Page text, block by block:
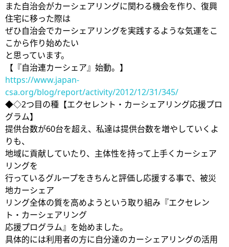
また自治会がカーシェアリングに関わる機会を作り、復興
住宅に移った際は
ぜひ自治会でカーシェアリングを実践するような気運をこ
こから作り始めたい
と思っています。
【『自治連カーシェア』始動。】
https://www.japan-
csa.org/blog/report/activity/2012/12/31/345/
◆◇2つ目の種【エクセレント・カーシェアリング応援プロ
グラム】
提供台数が60台を超え、私達は提供台数を増やしていくよ
りも、
地域に貢献していたり、主体性を持って上手くカーシェア
リングを
行っているグループをきちんと評価し応援する事で、被災
地カーシェア
リング全体の質を高めようという取り組み『エクセレン
ト・カーシェアリング
応援プログラム』を始めました。
具体的には利用者の方に自分達のカーシェアリングの活用